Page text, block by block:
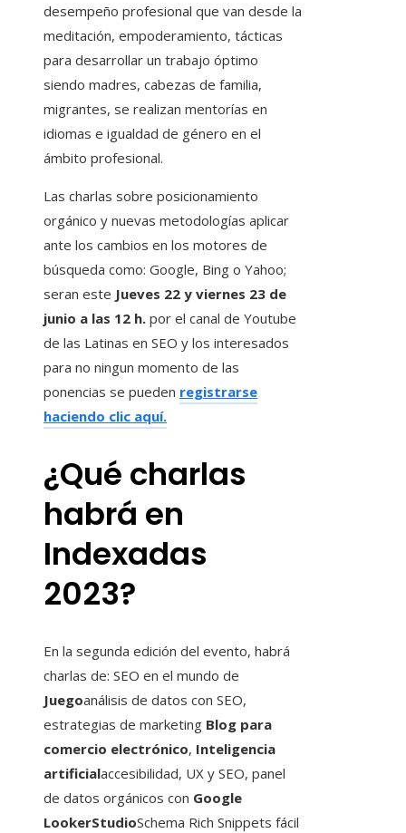
desempeño profesional que van desde la
meditación, empoderamiento, tácticas
para desarrollar un trabajo óptimo
siendo madres, cabezas de familia,
migrantes, se realizan mentorías en
idiomas e igualdad de género en el
ámbito profesional.
Las charlas sobre posicionamiento
orgánico y nuevas metodologías aplicar
ante los cambios en los motores de
búsqueda como: Google, Bing o Yahoo;
seran este Jueves 22 y viernes 23 de
junio a las 12 h. por el canal de Youtube
de las Latinas en SEO y los interesados ​​
para no ningun momento de las
ponencias se pueden registrarse
haciendo clic aquí.
¿Qué charlas
habrá en
Indexadas
2023?
En la segunda edición del evento, habrá
charlas de: SEO en el mundo de
Juegoanálisis de datos con SEO,
estrategias de marketing Blog para
comercio electrónico, Inteligencia
artificialaccesibilidad, UX y SEO, panel
de datos orgánicos con Google
LookerStudioSchema Rich Snippets fácil